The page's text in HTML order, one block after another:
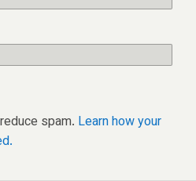
spam. Learn how your